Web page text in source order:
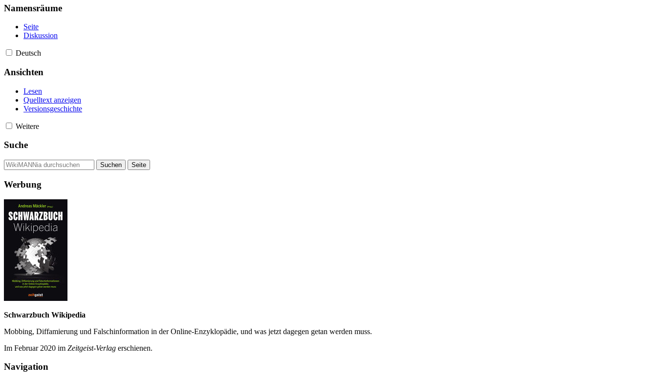
Namensräume
Seite
Diskussion
Deutsch
Ansichten
Lesen
Quelltext anzeigen
Versionsgeschichte
Weitere
Suche
Werbung
Schwarzbuch Wikipedia
Mobbing, Diffamierung und Falsch­information in der Online-Enzyklo­pädie, und was jetzt da­gegen getan werden muss.
Im Februar 2020 im Zeit­geist-Verlag erschienen.
Navigation